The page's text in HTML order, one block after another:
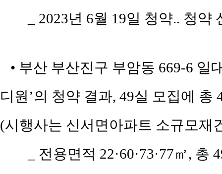
_ 2023년 6월 19일 청약.. 청
• 부산 부산진구 부암동 669-6 일
디원’의 청약 결과, 49실 모집에
(시행사는 신서면아파트 소규모재
_ 전용면적 22·60·73·77㎡, 총